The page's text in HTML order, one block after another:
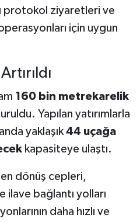
protokol ziyaretleri ve
için uygun
160 bin metrekarelik
Yapılan yatırımlarla
yaklaşık 44 uçağa
kapasiteye ulaştı.
dönüş cepleri,
ilave bağlantı yolları
daha hızlı ve